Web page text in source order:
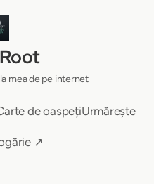
mea de pe internet
de oaspețiUrmărește
↗